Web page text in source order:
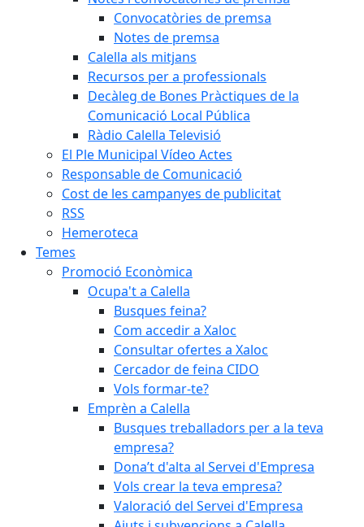
Convocatòries de premsa
Notes de premsa
Calella als mitjans
Recursos per a professionals
Decàleg de Bones Pràctiques de la
Comunicació Local Pública
Ràdio Calella Televisió
El Ple Municipal Vídeo Actes
Responsable de Comunicació
Cost de les campanyes de publicitat
RSS
Hemeroteca
Temes
Promoció Econòmica
Ocupa't a Calella
Busques feina?
Com accedir a Xaloc
Consultar ofertes a Xaloc
Cercador de feina CIDO
Vols formar-te?
Emprèn a Calella
Busques treballadors per a la teva
empresa?
Dona’t d'alta al Servei d'Empresa
Vols crear la teva empresa?
Valoració del Servei d'Empresa